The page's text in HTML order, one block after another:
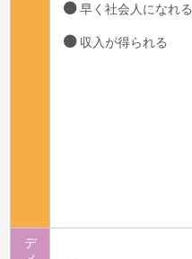
早く社会人になれる
収入が得られる
デ